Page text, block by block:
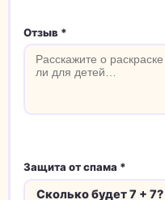
Отзыв *
Защита от спама *
Сколько будет 7 + 7?